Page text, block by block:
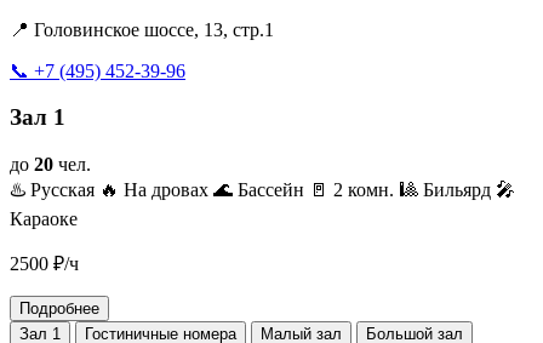
📍 Головинское шоссе, 13, стр.1
📞 +7 (495) 452-39-96
Зал 1
до 20 чел.
♨️ Русская 🔥 На дровах 🌊 Бассейн 🚪 2 комн. 🎱 Бильярд 🎤
Караоке
2500 ₽/ч
Подробнее
Зал 1
Гостиничные номера Малый зал Большой зал